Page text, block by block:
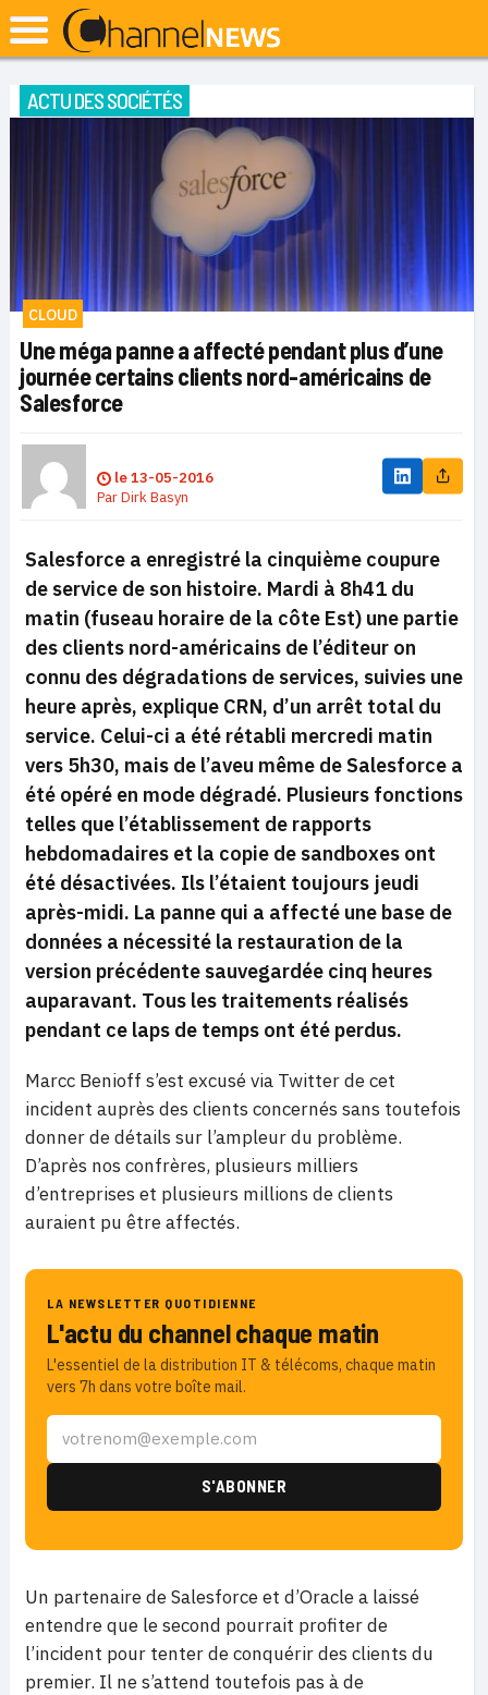
ACTU DES SOCIÉTÉS
CLOUD
Une méga panne a affecté pendant plus d’une
journée certains clients nord-américains de
Salesforce
le13-05-2016
ParDirk Basyn
Salesforce a enregistré la cinquième coupure
de service de son histoire. Mardi à 8h41 du
matin (fuseau horaire de la côte Est) une partie
des clients nord-américains de l’éditeur on
connu des dégradations de services, suivies une
heure après, explique CRN, d’un arrêt total du
service. Celui-ci a été rétabli mercredi matin
vers 5h30, mais de l’aveu même de Salesforce a
été opéré en mode dégradé. Plusieurs fonctions
telles que l’établissement de rapports
hebdomadaires et la copie de sandboxes ont
été désactivées. Ils l’étaient toujours jeudi
après-midi. La panne qui a affecté une base de
données a nécessité la restauration de la
version précédente sauvegardée cinq heures
auparavant. Tous les traitements réalisés
pendant ce laps de temps ont été perdus.
Marcc Benioff s’est excusé via Twitter de cet
incident auprès des clients concernés sans toutefois
donner de détails sur l’ampleur du problème.
D’après nos confrères, plusieurs milliers
d’entreprises et plusieurs millions de clients
auraient pu être affectés.
LA NEWSLETTER QUOTIDIENNE
L'actu du channel chaque matin
L'essentiel de la distribution IT & télécoms, chaque matin
vers 7h dans votre boîte mail.
Un partenaire de Salesforce et d’Oracle a laissé
entendre que le second pourrait profiter de
l’incident pour tenter de conquérir des clients du
premier. Il ne s’attend toutefois pas à de